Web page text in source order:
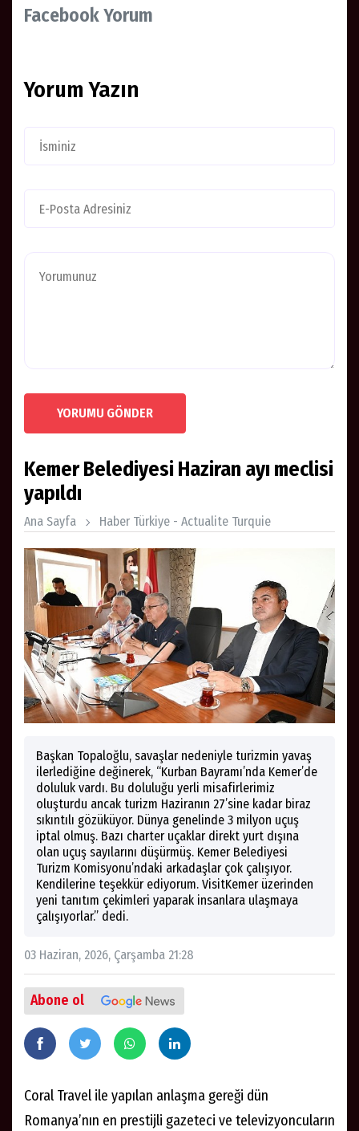
Facebook Yorum
Yorum Yazın
YORUMU GÖNDER
Kemer Belediyesi Haziran ayı meclisi
yapıldı
Ana Sayfa Haber Türkiye - Actualite Turquie
Başkan Topaloğlu, savaşlar nedeniyle turizmin yavaş
ilerlediğine değinerek, “Kurban Bayramı’nda Kemer’de
doluluk vardı. Bu doluluğu yerli misafirlerimiz
oluşturdu ancak turizm Haziranın 27’sine kadar biraz
sıkıntılı gözüküyor. Dünya genelinde 3 milyon uçuş
iptal olmuş. Bazı charter uçaklar direkt yurt dışına
olan uçuş sayılarını düşürmüş. Kemer Belediyesi
Turizm Komisyonu’ndaki arkadaşlar çok çalışıyor.
Kendilerine teşekkür ediyorum. VisitKemer üzerinden
yeni tanıtım çekimleri yaparak insanlara ulaşmaya
çalışıyorlar.” dedi.
03 Haziran, 2026, Çarşamba 21:28
Abone ol
Coral Travel ile yapılan anlaşma gereği dün
Romanya’nın en prestijli gazeteci ve televizyoncuların